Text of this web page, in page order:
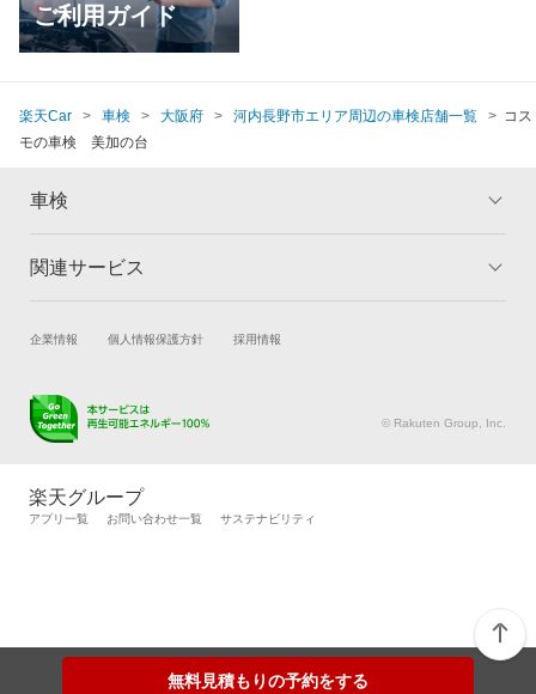
ご利用ガイド
無料見積もりの予約をする
楽天Car 車検 大阪府 河内長野市エリア周辺の車検店舗一覧
コス
モの車検 美加の台
車検
トップ
車検の基礎知識 キャンペーン一覧
関連サービス
試乗・商談 新車購入
キズ修理予約
メンテナンス管理
タイヤ交換サービス
自動車カタログ 自動車保険
企業情報 個人情報保護方針 採用情報
© Rakuten Group, Inc.
楽天グループ
アプリ一覧 お問い合わせ一覧 サステナビリティ